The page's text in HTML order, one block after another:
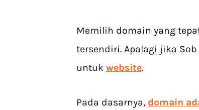
Memilih domain yang
tersendiri. Apalagi jika
untuk website.
Pada dasarnya, domain